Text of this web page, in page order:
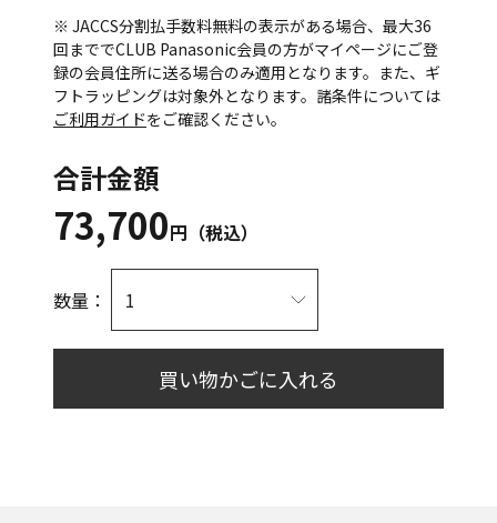
※ JACCS分割払手数料無料の表示がある場合、最大36
回まででCLUB Panasonic会員の方がマイページにご登
録の会員住所に送る場合のみ適用となります。また、ギ
フトラッピングは対象外となります。諸条件については
ご利用ガイドをご確認ください。
合計金額
73,700円（税込）
数量：
買い物かごに入れる